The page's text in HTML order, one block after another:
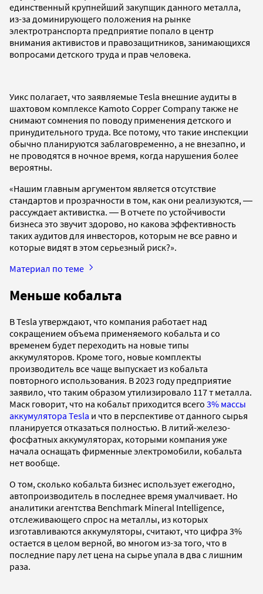
единственный крупнейший закупщик данного металла,
из-за доминирующего положения на рынке
электротранспорта предприятие попало в центр
внимания активистов и правозащитников, занимающихся
вопросами детского труда и прав человека.
Уикс полагает, что заявляемые Tesla внешние аудиты в
шахтовом комплексе Kamoto Copper Company также не
снимают сомнения по поводу применения детского и
принудительного труда. Все потому, что такие инспекции
обычно планируются заблаговременно, а не внезапно, и
не проводятся в ночное время, когда нарушения более
вероятны.
«Нашим главным аргументом является отсутствие
стандартов и прозрачности в том, как они реализуются, ―
рассуждает активистка. ― В отчете по устойчивости
бизнеса это звучит здорово, но какова эффективность
таких аудитов для инвесторов, которым не все равно и
которые видят в этом серьезный риск?».
Материал по теме
Меньше кобальта
В Tesla утверждают, что компания работает над
сокращением объема применяемого кобальта и со
временем будет переходить на новые типы
аккумуляторов. Кроме того, новые комплекты
производитель все чаще выпускает из кобальта
повторного использования. В 2023 году предприятие
заявило, что таким образом утилизировало 117 т металла.
Маск говорит, что на кобальт приходится всего 3% массы
аккумулятора Tesla и что в перспективе от данного сырья
планируется отказаться полностью. В литий-железо-
фосфатных аккумуляторах, которыми компания уже
начала оснащать фирменные электромобили, кобальта
нет вообще.
О том, сколько кобальта бизнес использует ежегодно,
автопроизводитель в последнее время умалчивает. Но
аналитики агентства Benchmark Mineral Intelligence,
отслеживающего спрос на металлы, из которых
изготавливаются аккумуляторы, считают, что цифра 3%
остается в целом верной, во многом из-за того, что в
последние пару лет цена на сырье упала в два с лишним
раза.